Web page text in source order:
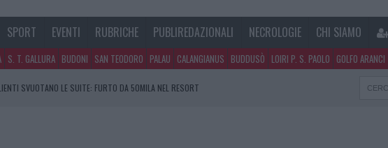
SPORT EVENTI RUBRICHE PUBLIREDAZIONALI NECROLOGIE CHI SIAMO
S. T. GALLURA BUDONI SAN TEODORO PALAU CALANGIANUS BUDDUSÒ LOIRI P. S. PAOLO GOLFO ARANCI
SVUOTANO LE SUITE: FURTO DA 50MILA NEL RESORT